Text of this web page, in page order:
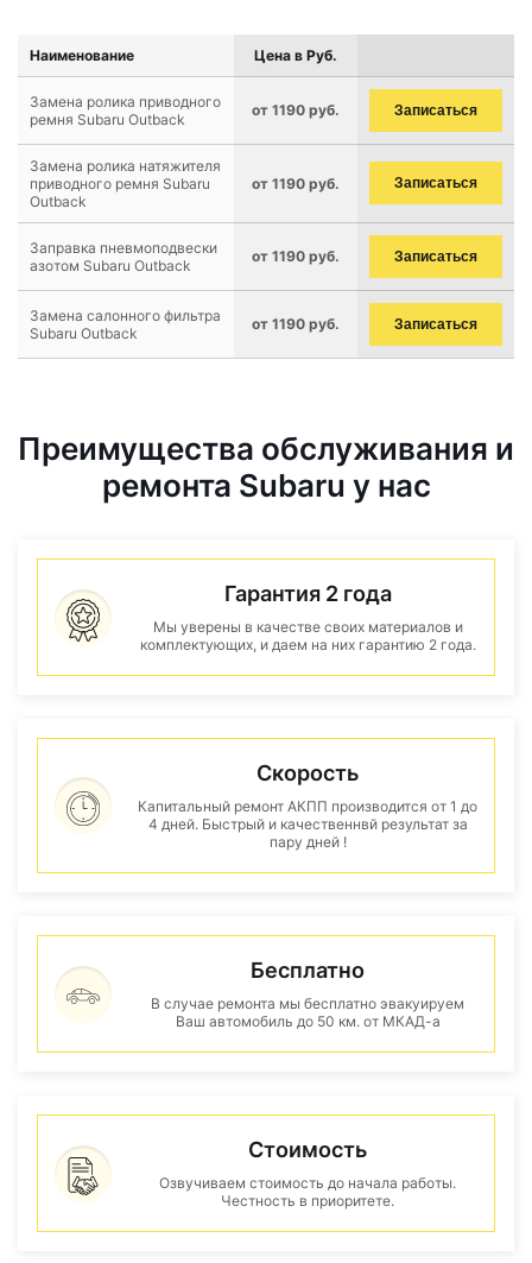
Наименование Цена в Руб.
Замена ролика приводного
ремня Subaru Outback
от 1190 руб. Записаться
Замена ролика натяжителя
приводного ремня Subaru
Outback
от 1190 руб. Записаться
Заправка пневмоподвески
азотом Subaru Outback
от 1190 руб. Записаться
Замена салонного фильтра
Subaru Outback
от 1190 руб. Записаться
Преимущества обслуживания и
ремонта Subaru у нас
Гарантия 2 года
Мы уверены в качестве своих материалов и
комплектующих, и даем на них гарантию 2 года.
Скорость
Капитальный ремонт АКПП производится от 1 до
4 дней. Быстрый и качественнвй результат за
пару дней !
Бесплатно
В случае ремонта мы бесплатно эвакуируем
Ваш автомобиль до 50 км. от МКАД-а
Стоимость
Озвучиваем стоимость до начала работы.
Честность в приоритете.